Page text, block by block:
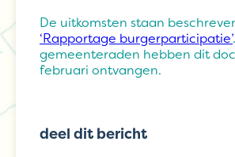
De uitkomsten staan
‘Rapportage burgerparticipatie’
gemeenteraden hebben dit
februari ontvangen.
deel dit bericht